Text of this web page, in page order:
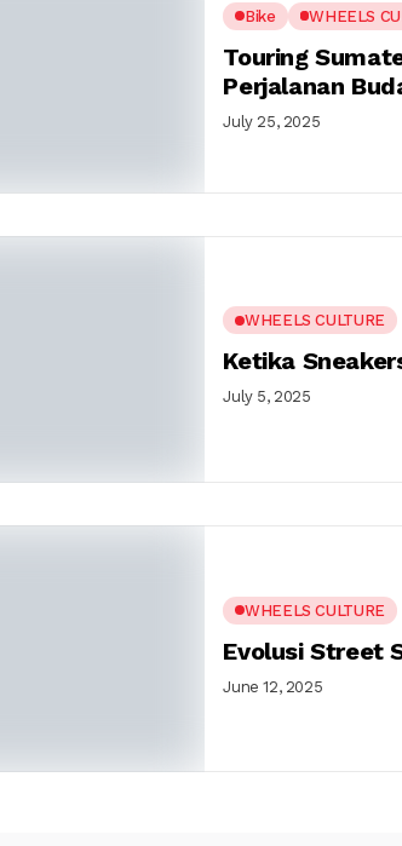
Bike WHEELS
Touring
Perjalanan
July 25, 2025
WHEELS CULTURE
Ketika
July 5, 2025
WHEELS CULTURE
Evolusi Street
June 12, 2025